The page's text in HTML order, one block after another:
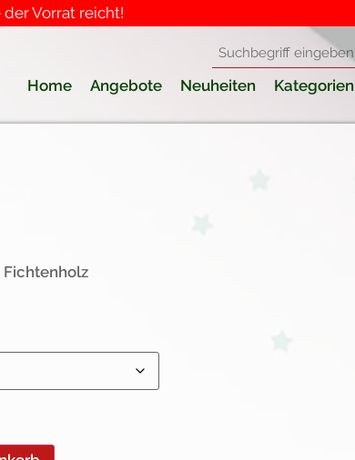
der Vorrat reicht!
Home Angebote Neuheiten Kategorien
Fichtenholz